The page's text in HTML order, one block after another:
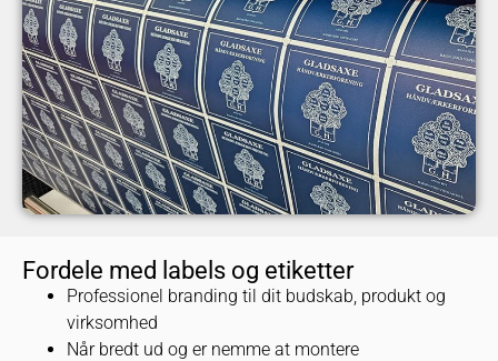
Fordele med labels og etiketter
Professionel branding til dit budskab, produkt og
virksomhed
Når bredt ud og er nemme at montere